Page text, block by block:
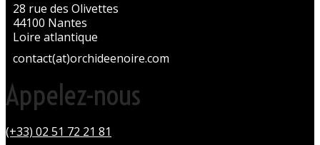
28 rue des Olivettes
44100 Nantes
Loire atlantique
contact(at)orchideenoire.com
Appelez-nous
(+33) 02 51 72 21 81